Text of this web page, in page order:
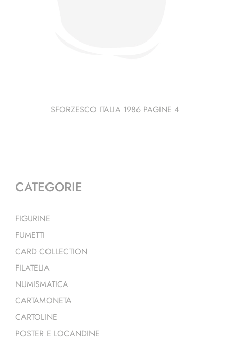
SFORZESCO ITALIA 1986 PAGINE 4
CATEGORIE
FIGURINE
FUMETTI
CARD COLLECTION
FILATELIA
NUMISMATICA
CARTAMONETA
CARTOLINE
POSTER E LOCANDINE